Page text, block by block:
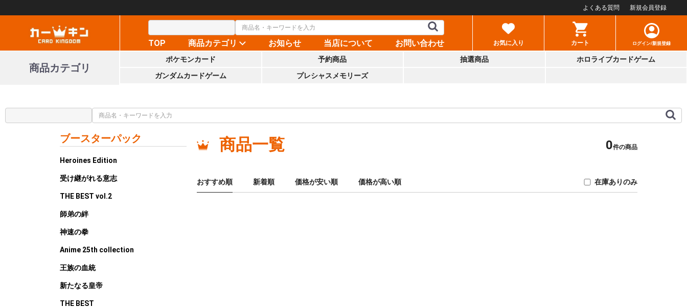
よくある質問 新規会員登録
TOP 商品カテゴリ お知らせ 当店について お問い合わせ お気に入り カート ログイン/新規登録
商品カテゴリ
ポケモンカード 予約商品 抽選商品
ホロライブカードゲーム
ガンダムカードゲーム
プレシャスメモリーズ
ブースターパック
Heroines Edition
受け継がれる意志
THE BEST vol.2
師弟の絆
神速の拳
Anime 25th collection
王族の血統
新たなる皇帝
THE BEST
商品一覧 0件の商品
おすすめ順 新着順 価格が安い順 価格が高い順 在庫ありのみ